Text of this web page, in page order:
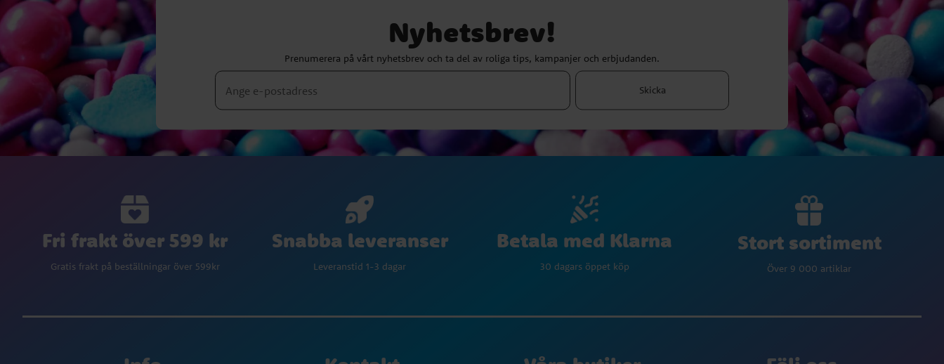
Nyhetsbrev!
Prenumerera på vårt nyhetsbrev och ta del av roliga tips, kampanjer och erbjudanden.
Skicka
Fri frakt över 599 kr
Gratis frakt på beställningar över 599kr
Snabba leveranser
Leveranstid 1-3 dagar
Betala med Klarna
30 dagars öppet köp
Stort sortiment
Över 9 000 artiklar